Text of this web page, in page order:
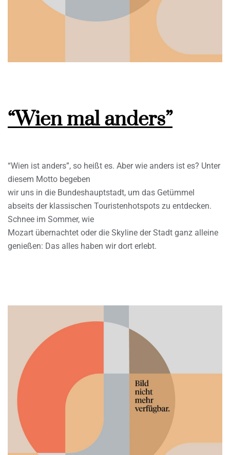
“Wien mal anders”
“Wien ist anders”, so heißt es. Aber wie anders ist es? Unter
diesem Motto begeben
wir uns in die Bundeshauptstadt, um das Getümmel
abseits der klassischen Touristenhotspots zu entdecken.
Schnee im Sommer, wie
Mozart übernachtet oder die Skyline der Stadt ganz alleine
genießen: Das alles haben wir dort erlebt.